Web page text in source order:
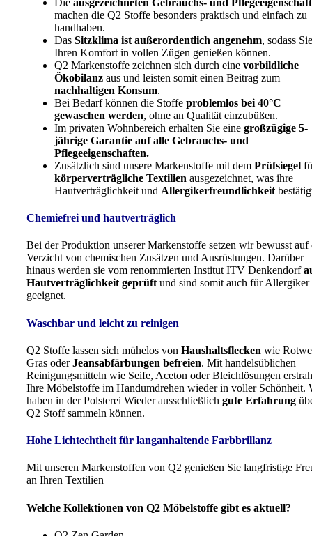
machen die Q2 Stoffe besonders praktisch und einfach zu
handhaben.
Das Sitzklima ist außerordentlich angenehm, sodass Sie
Ihren Komfort in vollen Zügen genießen können.
Q2 Markenstoffe zeichnen sich durch eine vorbildliche
Ökobilanz aus und leisten somit einen Beitrag zum
nachhaltigen Konsum.
Bei Bedarf können die Stoffe problemlos bei 40°C
gewaschen werden, ohne an Qualität einzubüßen.
Im privaten Wohnbereich erhalten Sie eine großzügige 5-
jährige Garantie auf alle Gebrauchs- und
Pflegeeigenschaften.
Zusätzlich sind unsere Markenstoffe mit dem Prüfsiegel
körperverträgliche Textilien ausgezeichnet, was ihre
Hautverträglichkeit und Allergikerfreundlichkeit
Chemiefrei und hautverträglich
Bei der Produktion unserer Markenstoffe setzen wir bewusst auf
Verzicht von chemischen Zusätzen und Ausrüstungen. Darüber
hinaus werden sie vom renommierten Institut ITV Denkendorf
Hautverträglichkeit geprüft und sind somit auch für Allergiker
geeignet.
Waschbar und leicht zu reinigen
Q2 Stoffe lassen sich mühelos von Haushaltsflecken wie
Gras oderJeansabfärbungen befreien. Mit handelsüblichen
Reinigungsmitteln wie Seife, Aceton oder Bleichlösungen
Ihre Möbelstoffe im Handumdrehen wieder in voller Schönheit.
haben in der Polsterei Wieder ausschließlich gute Erfahrung
Q2 Stoff sammeln können.
Hohe Lichtechtheit für langanhaltende Farbbrillanz
Mit unseren Markenstoffen von Q2 genießen Sie langfristige
an Ihren Textilien
Welche Kollektionen von Q2 Möbelstoffe gibt es aktuell?